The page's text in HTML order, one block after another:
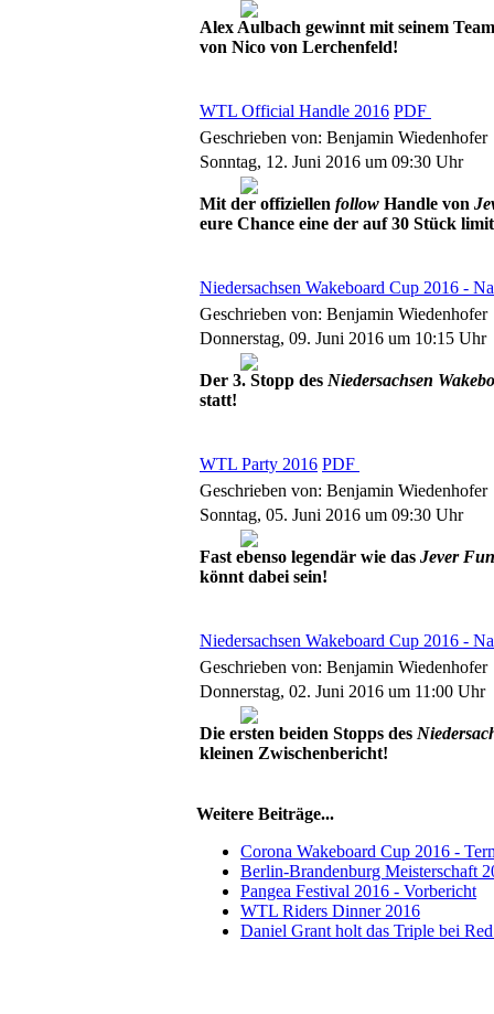
Alex Aulbach gewinnt mit seinem
von Nico von Lerchenfeld!
WTL Official Handle 2016 PDF
Geschrieben von: Benjamin Wiedenhofer
Sonntag, 12. Juni 2016 um 09:30 Uhr
Mit der offiziellen follow Handle von
eure Chance eine der auf 30 Stück
Niedersachsen Wakeboard Cup 2016 -
Geschrieben von: Benjamin Wiedenhofer
Donnerstag, 09. Juni 2016 um 10:15 Uhr
Der 3. Stopp des Niedersachsen
statt!
WTL Party 2016 PDF
Geschrieben von: Benjamin Wiedenhofer
Sonntag, 05. Juni 2016 um 09:30 Uhr
Fast ebenso legendär wie das Jever
könnt dabei sein!
Niedersachsen Wakeboard Cup 2016 -
Geschrieben von: Benjamin Wiedenhofer
Donnerstag, 02. Juni 2016 um 11:00 Uhr
Die ersten beiden Stopps des
kleinen Zwischenbericht!
Weitere Beiträge...
Corona Wakeboard Cup 2016 -
Berlin-Brandenburg Meisterschaft
Pangea Festival 2016 - Vorbericht
WTL Riders Dinner 2016
Daniel Grant holt das Triple bei